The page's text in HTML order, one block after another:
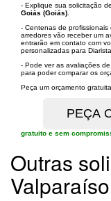
- Explique sua solicitação
Goiás (Goiás)
- Centenas de profissionais
arredores vão receber um
entrarão em contato com
personalizadas para Diarista.
- Pode ver as avaliações
para poder comparar os
Peça um orçamento
gratuito e sem
Outras